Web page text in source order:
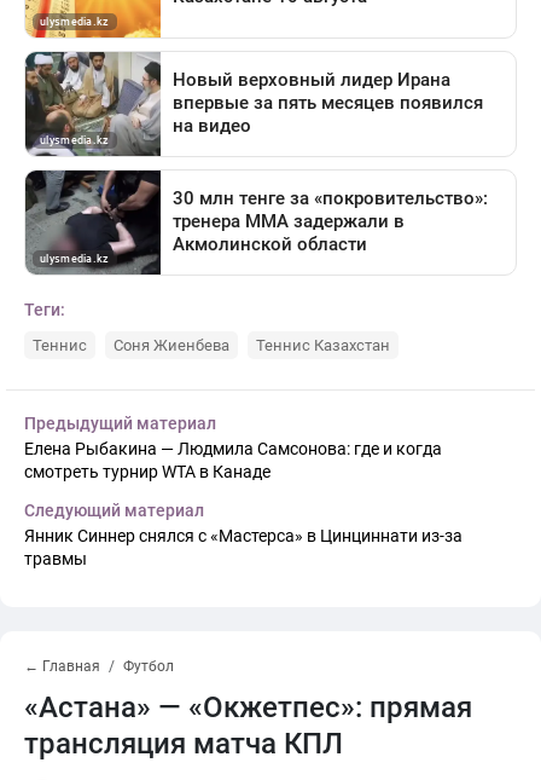
Теги:
Теннис Соня Жиенбева Теннис Казахстан
Предыдущий материал
Елена Рыбакина — Людмила Самсонова: где и когда
смотреть турнир WTA в Канаде
Следующий материал
Янник Синнер снялся с «Мастерса» в Цинциннати из-за
травмы
← Главная Футбол
«Астана» — «Окжетпес»: прямая
трансляция матча КПЛ